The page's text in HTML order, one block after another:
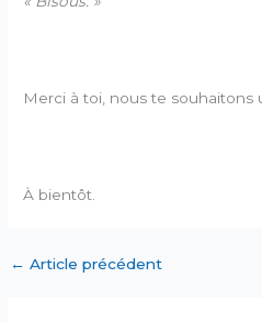
Merci à toi, nous te souhaitons
À bientôt.
← Article précédent